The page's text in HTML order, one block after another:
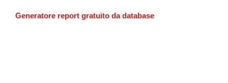
Generatore report gratuito da database